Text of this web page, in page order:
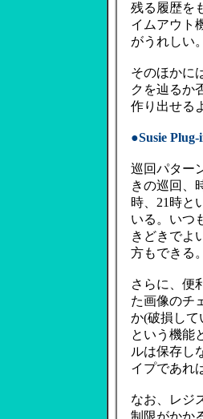
残る履歴を
イムアウト
がうれしい。
そのほかに
クを辿るか
作り出せる
●Susie
巡回パター
きの巡回、
時、21時と
いる。いつ
きどきでよ
方もできる。
さらに、便
た画像のチ
か(破損して
という機能
ルは保存し
イプであれ
なお、レジ
制限がかか